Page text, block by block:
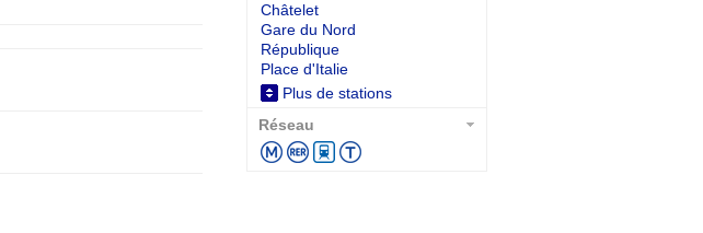
Châtelet
Gare du Nord
République
Place d'Italie
Plus de stations
Réseau